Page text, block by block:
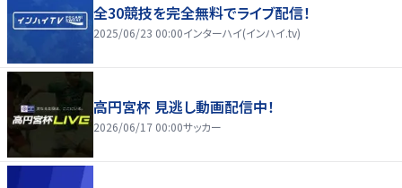
全30競技を完全無料でライブ配信！
2025/06/23 00:00インターハイ(インハイ.tv)
高円宮杯 見逃し動画配信中！
2026/06/17 00:00サッカー